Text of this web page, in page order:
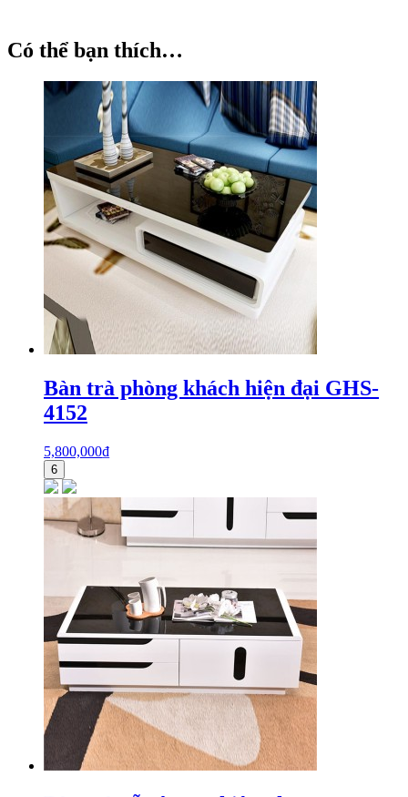
Có thể bạn thích…
Bàn trà phòng khách hiện đại GHS-
4152
5,800,000₫
6